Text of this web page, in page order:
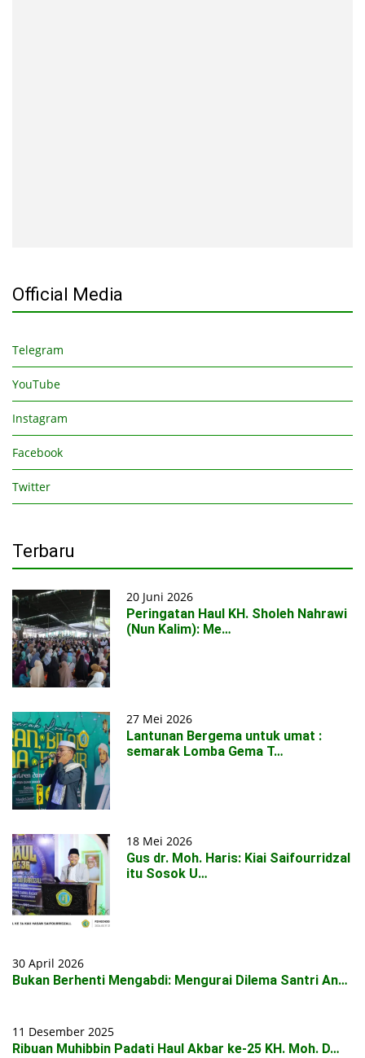
Official Media
Telegram
YouTube
Instagram
Facebook
Twitter
Terbaru
20 Juni 2026
Peringatan Haul KH. Sholeh Nahrawi
(Nun Kalim): Me…
27 Mei 2026
Lantunan Bergema untuk umat :
semarak Lomba Gema T…
18 Mei 2026
Gus dr. Moh. Haris: Kiai Saifourridzal
itu Sosok U…
30 April 2026
Bukan Berhenti Mengabdi: Mengurai Dilema Santri An…
11 Desember 2025
Ribuan Muhibbin Padati Haul Akbar ke-25 KH. Moh. D…